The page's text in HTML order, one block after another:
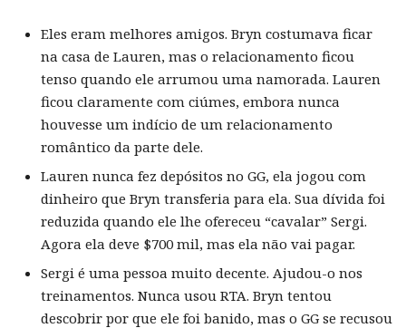
Eles eram melhores amigos. Bryn costumava ficar
na casa de Lauren, mas o relacionamento ficou
tenso quando ele arrumou uma namorada. Lauren
ficou claramente com ciúmes, embora nunca
houvesse um indício de um relacionamento
romântico da parte dele.
Lauren nunca fez depósitos no GG, ela jogou com
dinheiro que Bryn transferia para ela. Sua dívida foi
reduzida quando ele lhe ofereceu “cavalar” Sergi.
Agora ela deve $700 mil, mas ela não vai pagar.
Sergi é uma pessoa muito decente. Ajudou-o nos
treinamentos. Nunca usou RTA. Bryn tentou
descobrir por que ele foi banido, mas o GG se recusou